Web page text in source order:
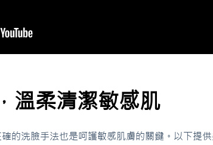
溫柔清潔敏感肌
的洗臉手法也是呵護敏感肌膚的關鍵。以下提